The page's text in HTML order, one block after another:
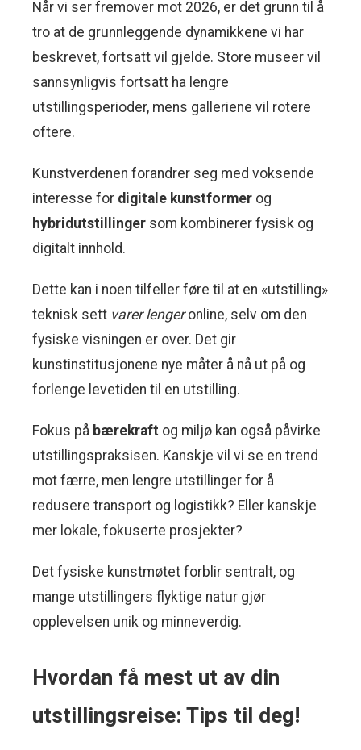
Når vi ser fremover mot 2026, er det grunn til å
tro at de grunnleggende dynamikkene vi har
beskrevet, fortsatt vil gjelde. Store museer vil
sannsynligvis fortsatt ha lengre
utstillingsperioder, mens galleriene vil rotere
oftere.
Kunstverdenen forandrer seg med voksende
interesse for digitale kunstformer og
hybridutstillinger som kombinerer fysisk og
digitalt innhold.
Dette kan i noen tilfeller føre til at en «utstilling»
teknisk sett varer lengeronline, selv om den
fysiske visningen er over. Det gir
kunstinstitusjonene nye måter å nå ut på og
forlenge levetiden til en utstilling.
Fokus på bærekraft og miljø kan også påvirke
utstillingspraksisen. Kanskje vil vi se en trend
mot færre, men lengre utstillinger for å
redusere transport og logistikk? Eller kanskje
mer lokale, fokuserte prosjekter?
Det fysiske kunstmøtet forblir sentralt, og
mange utstillingers flyktige natur gjør
opplevelsen unik og minneverdig.
Hvordan få mest ut av din
utstillingsreise: Tips til deg!